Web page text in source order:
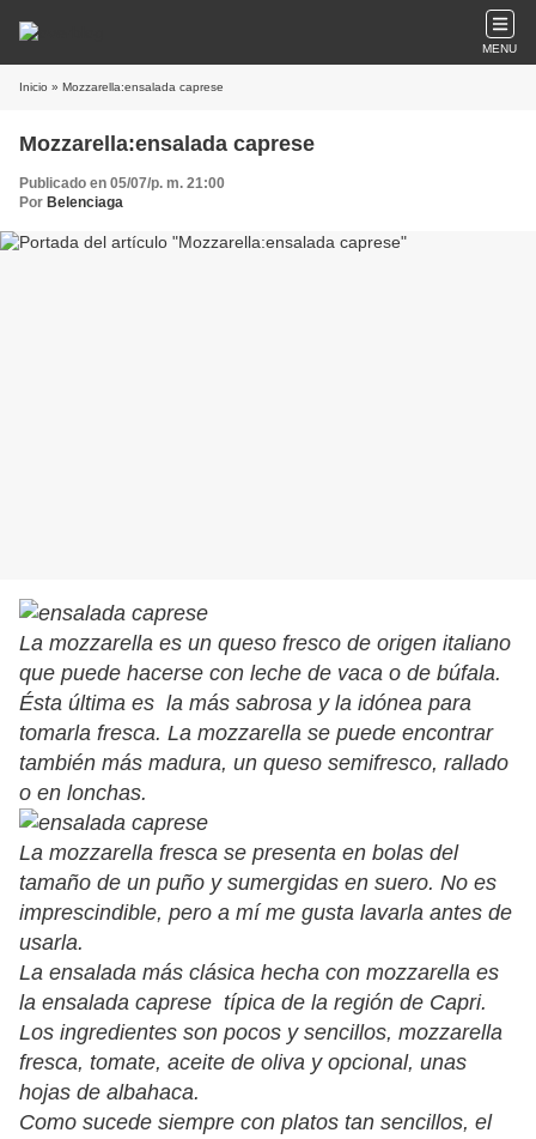
MENU
Inicio » Mozzarella:ensalada caprese
Mozzarella:ensalada caprese
Publicado en 05/07/p. m. 21:00
Por Belenciaga
La mozzarella es un queso fresco de origen italiano
que puede hacerse con leche de vaca o de búfala.
Ésta última es la más sabrosa y la idónea para
tomarla fresca. La mozzarella se puede encontrar
también más madura, un queso semifresco, rallado
o en lonchas.
La mozzarella fresca se presenta en bolas del
tamaño de un puño y sumergidas en suero. No es
imprescindible, pero a mí me gusta lavarla antes de
usarla.
La ensalada más clásica hecha con mozzarella es
la ensalada caprese típica de la región de Capri.
Los ingredientes son pocos y sencillos, mozzarella
fresca, tomate, aceite de oliva y opcional, unas
hojas de albahaca.
Como sucede siempre con platos tan sencillos, el